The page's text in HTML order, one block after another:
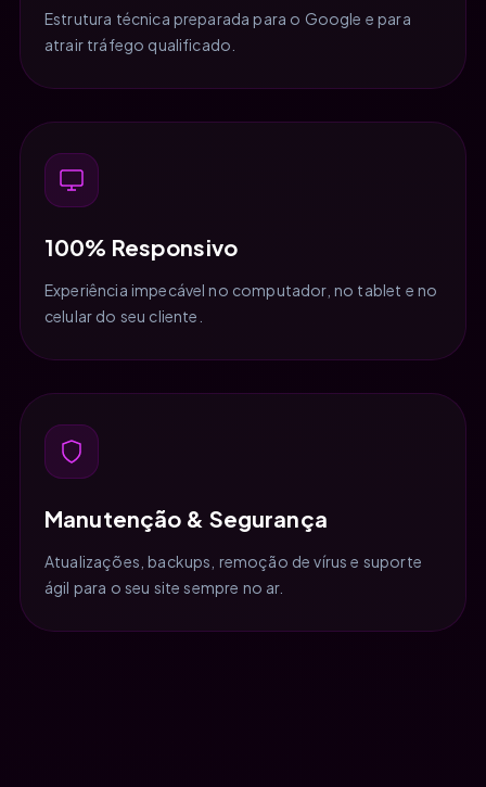
Estrutura técnica preparada para o Google e para
atrair tráfego qualificado.
100% Responsivo
Experiência impecável no computador, no tablet e no
celular do seu cliente.
Manutenção & Segurança
Atualizações, backups, remoção de vírus e suporte
ágil para o seu site sempre no ar.